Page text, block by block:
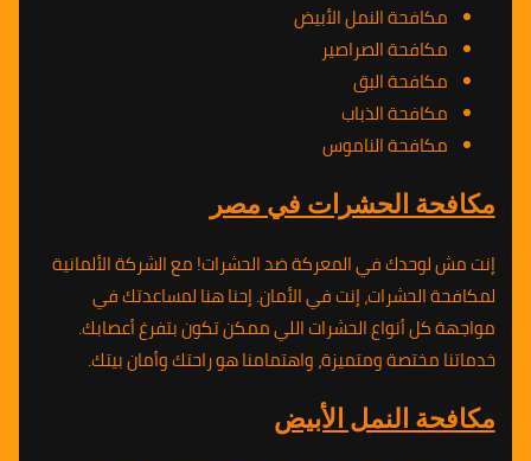
مكافحة النمل الأبيض
مكافحة الصراصير
مكافحة البق
مكافحة الذباب
مكافحة الناموس
مكافحة الحشرات في مصر
إنت مش لوحدك في المعركة ضد الحشرات! مع الشركة الألمانية
لمكافحة الحشرات، إنت في الأمان. إحنا هنا لمساعدتك في
مواجهة كل أنواع الحشرات اللي ممكن تكون بتفرغ أعصابك.
خدماتنا مختصة ومتميزة، واهتمامنا هو راحتك وأمان بيتك.
مكافحة النمل الأبيض